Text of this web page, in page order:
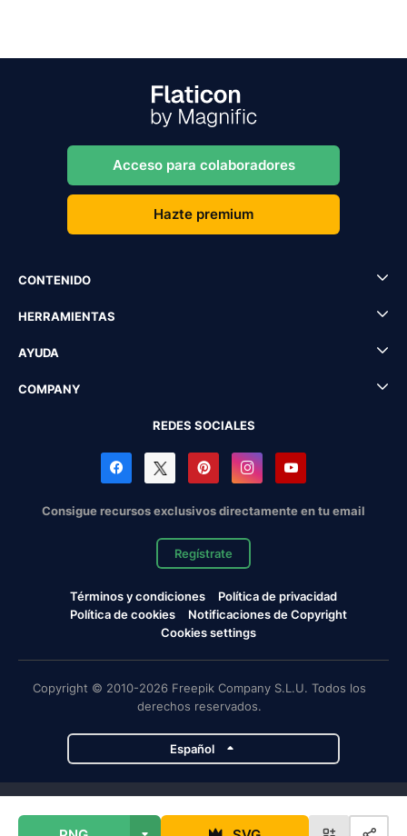
Acceso para colaboradores
Hazte premium
CONTENIDO
HERRAMIENTAS
AYUDA
COMPANY
REDES SOCIALES
Consigue recursos exclusivos directamente en tu email
Regístrate
Términos y condiciones
Política de privacidad
Política de cookies
Notificaciones de Copyright
Cookies settings
Copyright © 2010-2026 Freepik Company S.L.U. Todos los
derechos reservados.
Español